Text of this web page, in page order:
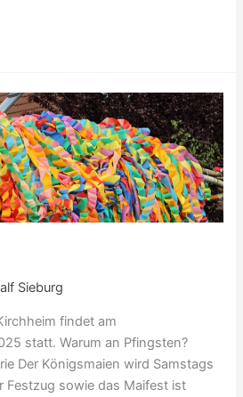
Sieburg
findet am
statt. Warum an Pfingsten?
Der Königsmaien wird Samstags
Festzug sowie das Maifest ist